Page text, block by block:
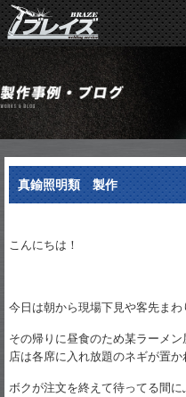
真鍮照明類 製作
こんにちは！
今日は朝から現場下見や客先まわ
その帰りに昼食のため某ラーメ
店は各席に入れ放題のネギが置か
ボクが注文を終えて待ってる間に